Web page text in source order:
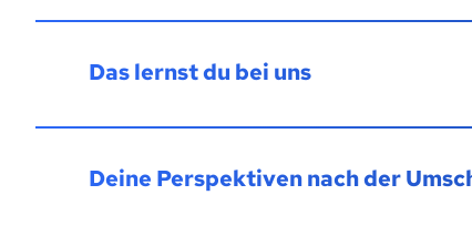
Das lernst du bei uns
Deine Perspektiven nach der